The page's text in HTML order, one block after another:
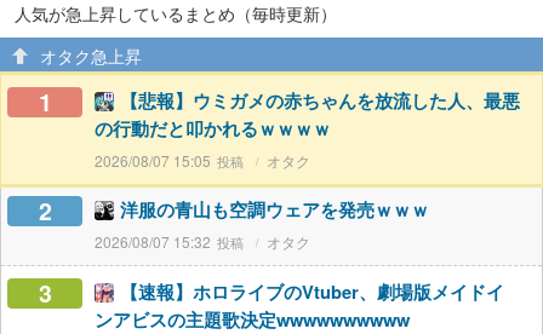
人気が急上昇しているまとめ（毎時更新）
オタク急上昇
1
【悲報】ウミガメの赤ちゃんを放流した人、最悪
の行動だと叩かれるｗｗｗｗ
2026/08/07 15:05 オタク
2 洋服の青山も空調ウェアを発売ｗｗｗ
2026/08/07 15:32 オタク
3
【速報】ホロライブのVtuber、劇場版メイドイ
ンアビスの主題歌決定wwwwwwwwww